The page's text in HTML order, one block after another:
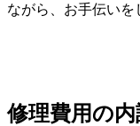
ながら、お手伝いを
修理費用の内